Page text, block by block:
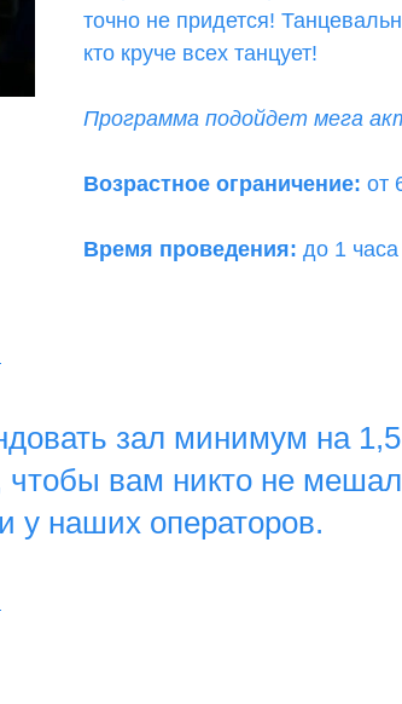
точно не придется!
кто круче всех танцует!
Программа подойдет мега
Возрастное ограничение: от
Время проведения: до 1 часа
зал минимум на
чтобы вам никто не
у наших операторов.